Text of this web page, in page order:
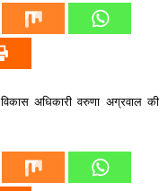
अधिकारी वरुणा अग्रवाल की